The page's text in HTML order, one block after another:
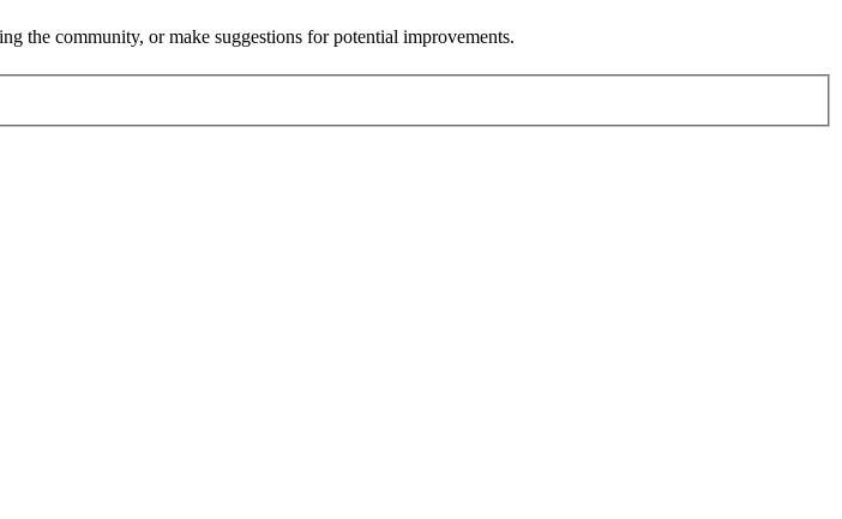
the community, or make suggestions for potential improvements.